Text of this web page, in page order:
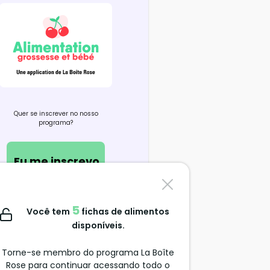
Quer se inscrever no nosso
programa?
Eu me inscrevo
Contate-nos
support@alimentation-
Você tem 5 fichas de alimentos
disponíveis.
Torne-se membro do programa La Boîte
Rose para continuar acessando todo o